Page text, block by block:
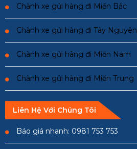
Chành xe gửi hàng đi Miền Bắc
Chành xe gửi hàng đi Tây Nguyên
Chành xe gửi hàng đi Miền Nam
Chành xe gửi hàng đi Miền Trung
Liên Hệ Với Chúng Tôi
Báo giá nhanh: 0981 753 753